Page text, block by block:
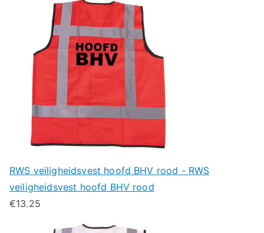
RWS veiligheidsvest hoofd BHV rood - RWS
veiligheidsvest hoofd BHV rood
€13.25